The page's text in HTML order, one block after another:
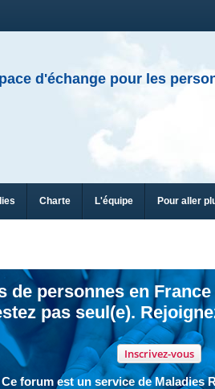
d'échange pour les
Charte L'équipe Pour aller
de personnes en
pas seul(e).
Inscrivez-vous
Ce forum est un service de Maladies